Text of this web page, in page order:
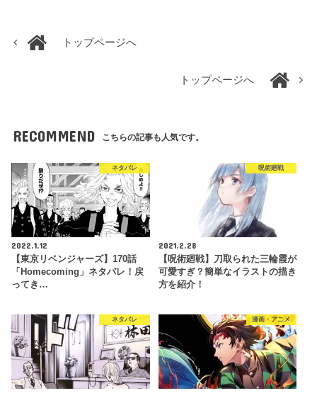
トップページへ
トップページへ
RECOMMEND こちらの記事も人気です。
ネタバレ
2022.1.12
【東京リベンジャーズ】170話
「Homecoming」ネタバレ！戻
ってき…
呪術廻戦
2021.2.28
【呪術廻戦】刀取られた三輪霞が
可愛すぎ？簡単なイラストの描き
方を紹介！
ネタバレ 漫画・アニメ